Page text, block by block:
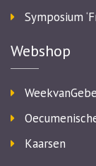
Symposium
Webshop
Kaarsen